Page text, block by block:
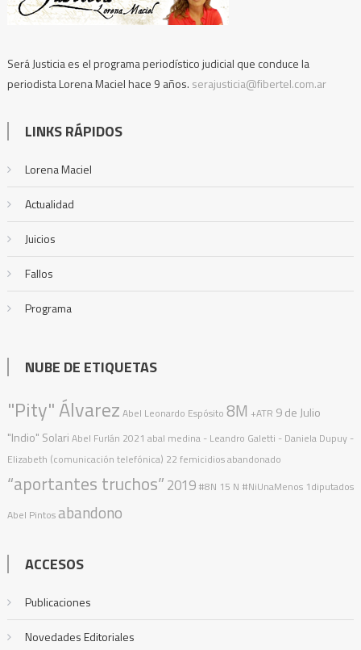
Será Justicia es el programa periodístico judicial que conduce la
periodista Lorena Maciel hace 9 años. serajusticia@fibertel.com.ar
LINKS RÁPIDOS
Lorena Maciel
Actualidad
Juicios
Fallos
Programa
NUBE DE ETIQUETAS
"Pity" Álvarez Abel Leonardo Espósito 8M +ATR 9 de Julio
"Indio" Solari Abel Furlán 2021 abal medina - Leandro Galetti - Daniela Dupuy -
Elizabeth (comunicación telefónica) 22 femicidiosabandonado
“aportantes truchos”2019 #8N 15 N #NiUnaMenos 1diputados
Abel Pintosabandono
ACCESOS
Publicaciones
Novedades Editoriales